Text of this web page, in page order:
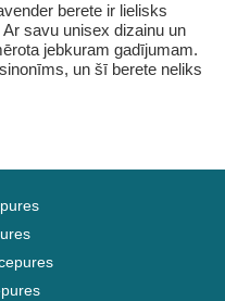
berete ir lielisks
savu unisex dizainu un
jebkuram gadījumam.
un šī berete neliks